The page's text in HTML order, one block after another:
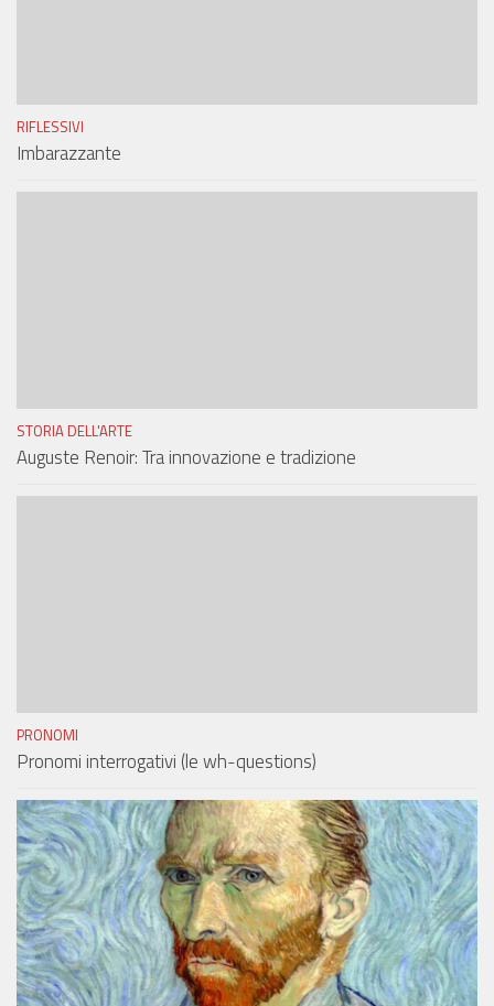
RIFLESSIVI
Imbarazzante
STORIA DELL'ARTE
Auguste Renoir: Tra innovazione e tradizione
PRONOMI
Pronomi interrogativi (le wh-questions)